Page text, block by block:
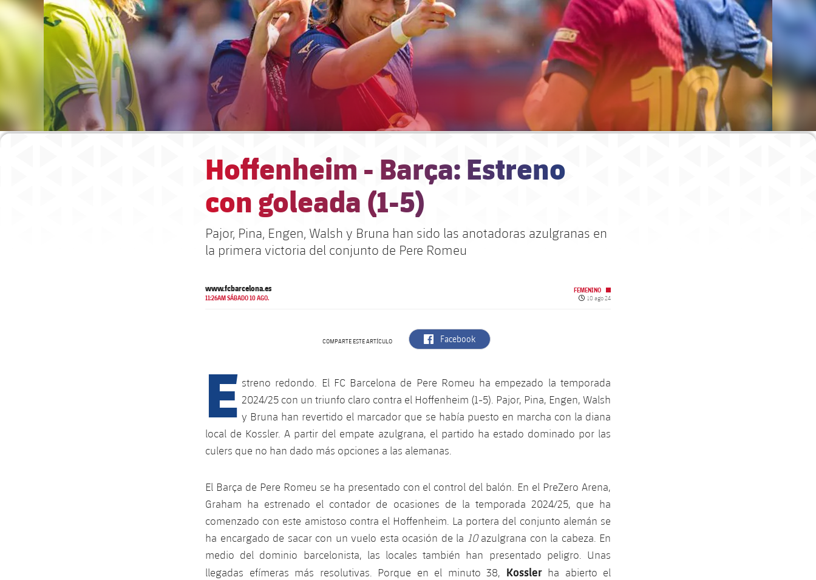
Hoffenheim - Barça: Estreno
con goleada (1-5)
Pajor, Pina, Engen, Walsh y Bruna han sido las anotadoras azulgranas en
la primera victoria del conjunto de Pere Romeu
www.fcbarcelona.es
11:26AM SÁBADO 10 AGO.
FEMENINO
Fecha de publicación
10 ago 24
COMPARTE ESTE ARTÍCULO label.aria.facebook
Facebook
E streno redondo. El FC Barcelona de Pere Romeu ha empezado la temporada
2024/25 con un triunfo claro contra el Hoffenheim (1-5). Pajor, Pina, Engen, Walsh
y Bruna han revertido el marcador que se había puesto en marcha con la diana
local de Kossler. A partir del empate azulgrana, el partido ha estado dominado por las
culers que no han dado más opciones a las alemanas.
El Barça de Pere Romeu se ha presentado con el control del balón. En el PreZero Arena,
Graham ha estrenado el contador de ocasiones de la temporada 2024/25, que ha
comenzado con este amistoso contra el Hoffenheim. La portera del conjunto alemán se
ha encargado de sacar con un vuelo esta ocasión de la 10azulgrana con la cabeza. En
medio del dominio barcelonista, las locales también han presentado peligro. Unas
llegadas efímeras más resolutivas. Porque en el minuto 38, Kosslerha abierto el